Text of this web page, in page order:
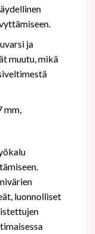
ja
muutu, mikä
mm,
luonnolliset